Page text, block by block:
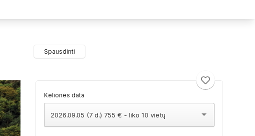
Spausdinti
Kelionės data
2026.09.05 (7 d.) 755 € - liko 10 vietų